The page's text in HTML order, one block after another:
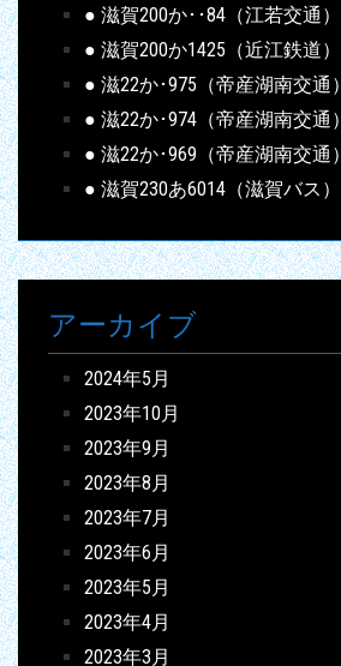
● 滋賀200か･･84（江若交通）
● 滋賀200か1425（近江鉄道）
● 滋22か･975（帝産湖南交通）
● 滋22か･974（帝産湖南交通）
● 滋22か･969（帝産湖南交通）
● 滋賀230あ6014（滋賀バス）
アーカイブ
2024年5月
2023年10月
2023年9月
2023年8月
2023年7月
2023年6月
2023年5月
2023年4月
2023年3月